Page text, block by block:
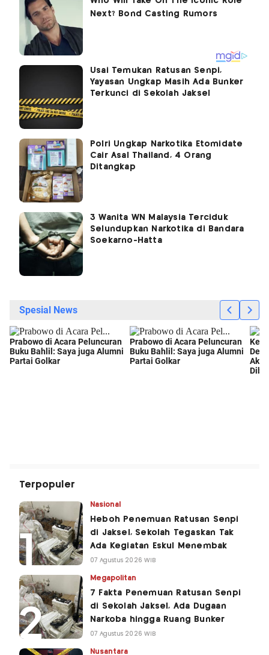
Usai Temukan Ratusan Senpi,
Yayasan Ungkap Masih Ada Bunker
Terkunci di Sekolah Jaksel
Polri Ungkap Narkotika Etomidate
Cair Asal Thailand, 4 Orang
Ditangkap
3 Wanita WN Malaysia Terciduk
Selundupkan Narkotika di Bandara
Soekarno-Hatta
Terpopuler
Nasional
Heboh Penemuan Ratusan Senpi
di Jaksel, Sekolah Tegaskan Tak
Ada Kegiatan Eskul Menembak
07 Agustus 2026 WIB
Megapolitan
7 Fakta Penemuan Ratusan Senpi
di Sekolah Jaksel, Ada Dugaan
Narkoba hingga Ruang Bunker
07 Agustus 2026 WIB
Nusantara